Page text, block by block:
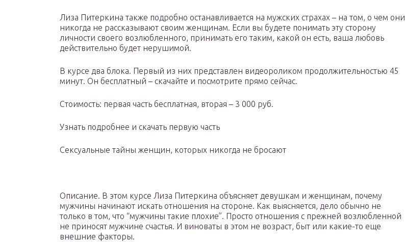
Лиза Питеркина также подробно останавливается на мужских страхах – на том, о чем они
никогда не рассказывают своим женщинам. Если вы будете понимать эту сторону
личности своего возлюбленного, принимать его таким, какой он есть, ваша любовь
действительно будет нерушимой.
В курсе два блока. Первый из них представлен видеороликом продолжительностью 45
минут. Он бесплатный – скачайте и посмотрите прямо сейчас.
Стоимость: первая часть бесплатная, вторая – 3 000 руб.
Узнать подробнее и скачать первую часть
Сексуальные тайны женщин, которых никогда не бросают
Описание. В этом курсе Лиза Питеркина объясняет девушкам и женщинам, почему
мужчины начинают искать отношения на стороне. Как выясняется, дело обычно не
только в том, что “мужчины такие плохие”. Просто отношения с прежней возлюбленной
не приносят мужчине счастья. И виноваты в этом не возраст, быт или какие-то еще
внешние факторы.